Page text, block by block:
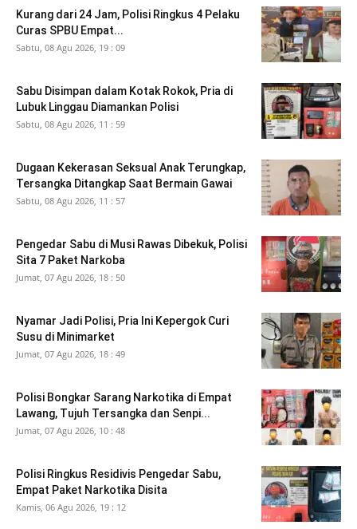
Kurang dari 24 Jam, Polisi Ringkus 4 Pelaku
Curas SPBU Empat...
Sabtu, 08 Agu 2026, 19 : 09
Sabu Disimpan dalam Kotak Rokok, Pria di
Lubuk Linggau Diamankan Polisi
Sabtu, 08 Agu 2026, 11 : 59
Dugaan Kekerasan Seksual Anak Terungkap,
Tersangka Ditangkap Saat Bermain Gawai
Sabtu, 08 Agu 2026, 11 : 57
Pengedar Sabu di Musi Rawas Dibekuk, Polisi
Sita 7 Paket Narkoba
Jumat, 07 Agu 2026, 18 : 50
Nyamar Jadi Polisi, Pria Ini Kepergok Curi
Susu di Minimarket
Jumat, 07 Agu 2026, 18 : 49
Polisi Bongkar Sarang Narkotika di Empat
Lawang, Tujuh Tersangka dan Senpi...
Jumat, 07 Agu 2026, 10 : 48
Polisi Ringkus Residivis Pengedar Sabu,
Empat Paket Narkotika Disita
Kamis, 06 Agu 2026, 19 : 12